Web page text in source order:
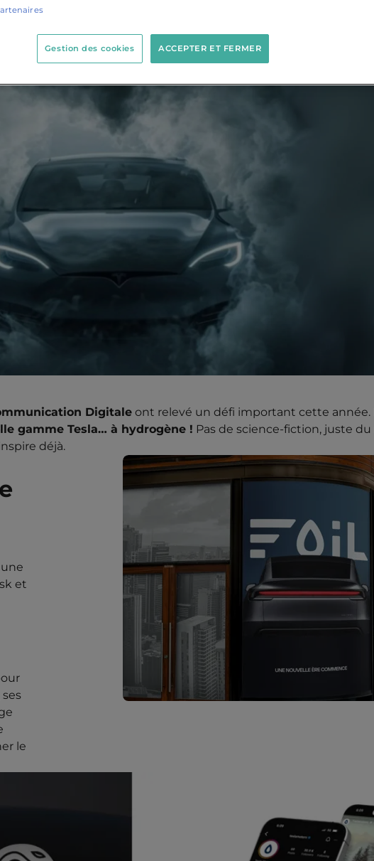
Digitaleont relevé un défi important cette année.
gamme Tesla… à hydrogène ! Pas de science-fiction, juste
déjà.
et
ses
le
ACCEPTER ET FERMER
Gestion des cookies